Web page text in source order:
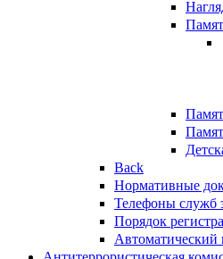
Back
Нормативные
Телефоны служб
Порядок
Автоматический